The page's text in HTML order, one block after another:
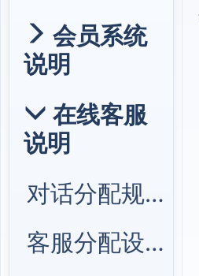
会员系统
说明
在线客服
说明
对话分配规则
客服分配设置